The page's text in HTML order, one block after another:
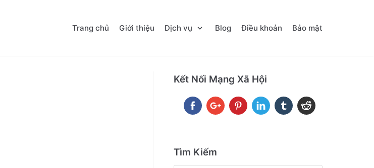
Trang chủ Giới thiệu Dịch vụ Blog Điều khoản Bảo mật
Kết Nối Mạng Xã Hội
Tìm Kiếm